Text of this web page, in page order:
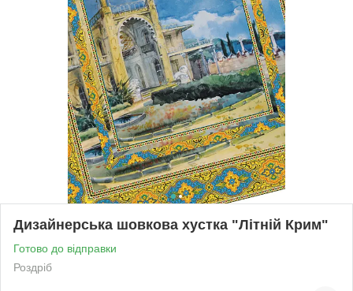
Дизайнерська шовкова хустка "Літній Крим"
Готово до відправки
Роздріб